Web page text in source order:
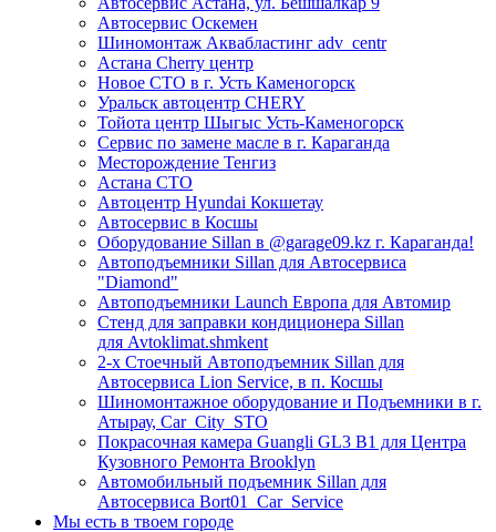
Автосервис Оскемен
Шиномонтаж Аквабластинг adv_centr
Астана Cherry центр
Новое СТО в г. Усть Каменогорск
Уральск автоцентр CHERY
Тойота центр Шыгыс Усть-Каменогорск
Сервис по замене масле в г. Караганда
Месторождение Тенгиз
Астана СТО
Автоцентр Hyundai Кокшетау
Автосервис в Косшы
Оборудование Sillan в @garage09.kz г. Караганда!
Автоподъемники Sillan для Автосервиса
"Diamond"
Автоподъемники Launch Европа для Автомир
Стенд для заправки кондиционера Sillan
для Avtoklimat.shmkent
2-х Стоечный Автоподъемник Sillan для
Автосервиса Lion Service, в п. Косшы
Шиномонтажное оборудование и Подъемники в г.
Атырау, Car_City_STO
Покрасочная камера Guangli GL3 B1 для Центра
Кузовного Ремонта Brooklyn
Автомобильный подъемник Sillan для
Автосервиса Bort01_Car_Service
Мы есть в твоем городе